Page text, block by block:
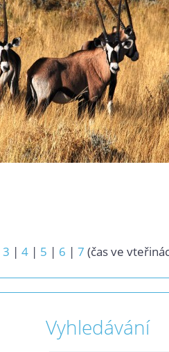
3 | 4 | 5 | 6 | 7 (čas ve
Vyhledávání